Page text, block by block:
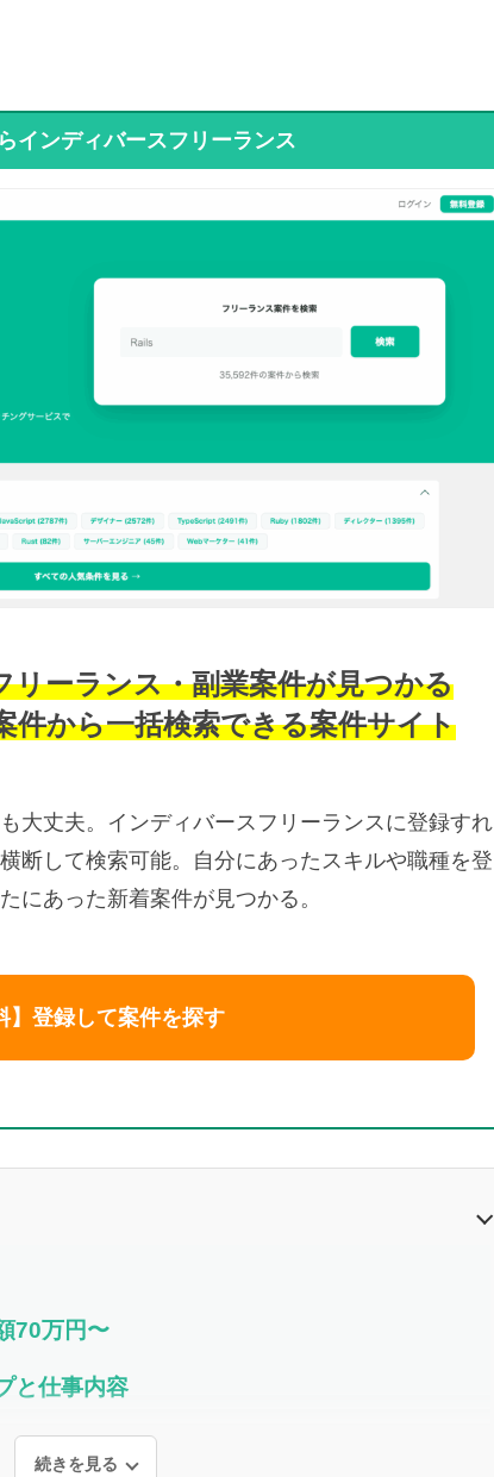
インディバースフリーランス
ーランス・副業案件が見つかる
件から一括検索できる案件サイト
大丈夫。インディバースフリーランスに登録すれ
断して検索可能。自分にあったスキルや職種を登
にあった新着案件が見つかる。
】登録して案件を探す
70万円〜
と仕事内容
続きを見る